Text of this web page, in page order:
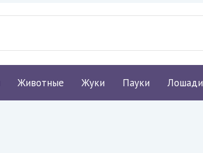
Животные Жуки Пауки Лошади